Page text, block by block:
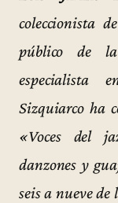
coleccionista
público de
especialista
Sizquiarco ha
«Voces del
danzones y
seis a nueve